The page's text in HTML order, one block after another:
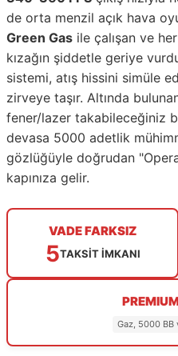
de orta menzil açık hava
Green Gas ile çalışan ve
kızağın şiddetle geriye
sistemi, atış hissini simüle
zirveye taşır. Altında
fener/lazer takabileceğiniz
devasa 5000 adetlik
gözlüğüyle doğrudan
kapınıza gelir.
VADE FARKSIZ
5TAKSİT İMKANI
Gaz, 5000 BB